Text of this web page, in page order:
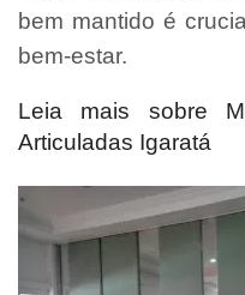
bem mantido é
bem-estar.
Leia mais sobre
Articuladas Igaratá